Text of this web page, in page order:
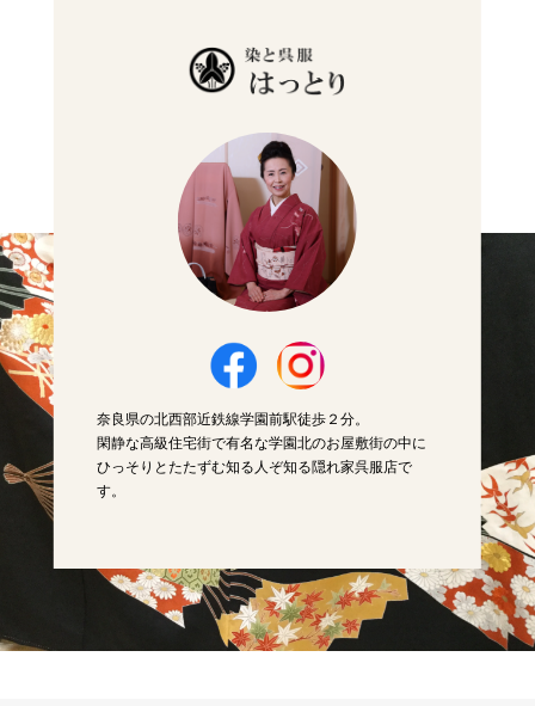
奈良県の北西部近鉄線学園前駅徒歩２分。
閑静な高級住宅街で有名な学園北のお屋敷街の中に
ひっそりとたたずむ知る人ぞ知る隠れ家呉服店で
す。